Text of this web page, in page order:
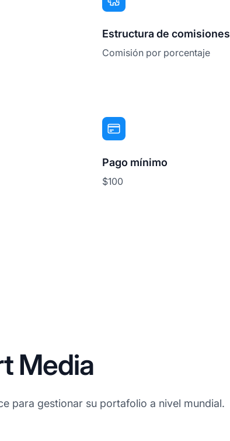
Estructura de comisiones
Comisión por porcentaje
Pago mínimo
$100
Media
para gestionar su portafolio a nivel mundial.